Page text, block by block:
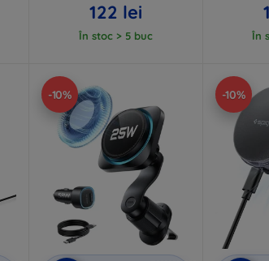
122 lei
În stoc > 5 buc În
-10% -10%